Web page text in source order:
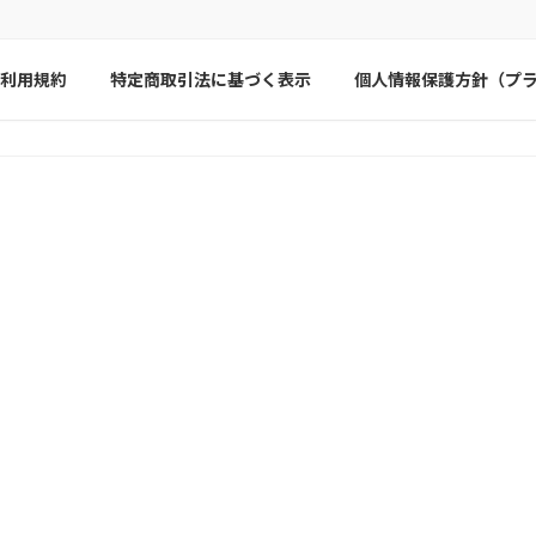
利用規約 特定商取引法に基づく表示 個人情報保護方針（プ